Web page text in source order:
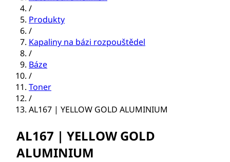
/
Produkty
/
Kapaliny na bázi rozpouštědel
/
Báze
/
Toner
/
AL167 | YELLOW GOLD ALUMINIUM
AL167 | YELLOW GOLD
ALUMINIUM